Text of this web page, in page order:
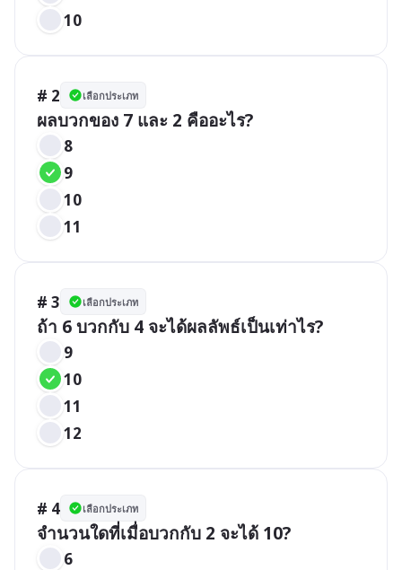
10
# 2 เลือกประเภท
ผลบวกของ 7 และ 2 คืออะไร?
8
9
10
11
# 3 เลือกประเภท
ถ้า 6 บวกกับ 4 จะได้ผลลัพธ์เป็นเท่าไร?
9
10
11
12
# 4 เลือกประเภท
จำนวนใดที่เมื่อบวกกับ 2 จะได้ 10?
6